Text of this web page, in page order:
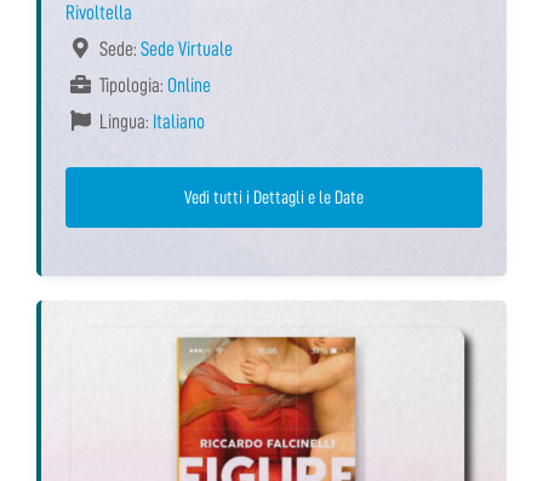
Rivoltella
Sede: Sede Virtuale
Tipologia: Online
Lingua: Italiano
Vedi tutti i Dettagli e le Date